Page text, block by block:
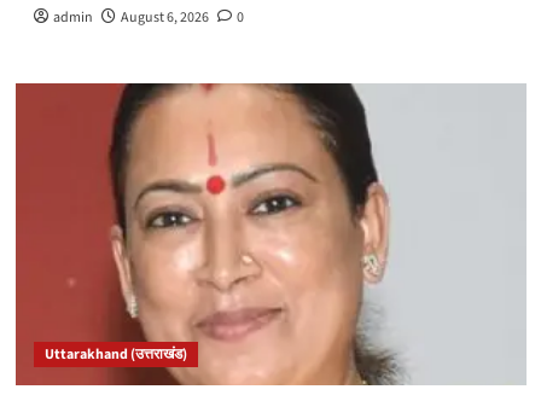
admin August 6, 2026 0
Uttarakhand (उत्तराखंड)